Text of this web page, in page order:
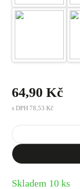
64,90 Kč
s DPH 78,53 Kč
Skladem 10 ks